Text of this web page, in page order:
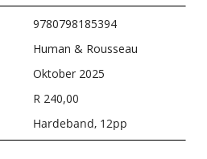
9780798185394
Human & Rousseau
Oktober 2025
R 240,00
Hardeband, 12pp